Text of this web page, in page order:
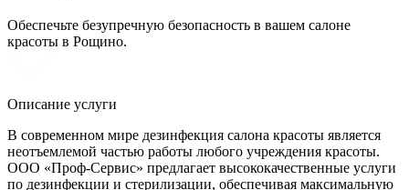
Обеспечьте безупречную безопасность в вашем салоне
красоты в Рощино.
Описание услуги
В современном мире дезинфекция салона красоты является
неотъемлемой частью работы любого учреждения красоты.
ООО «Проф-Сервис» предлагает высококачественные услуги
по дезинфекции и стерилизации, обеспечивая максимальную